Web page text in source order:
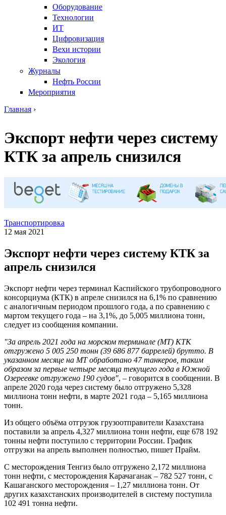
Оборудование
Технологии
ИТ
Цифровизация
Вехи истории
Экология
Журналы
Нефть России
Мероприятия
Главная ›
Экспорт нефти через систему
КТК за апрель снизился
Транспортировка
12 мая 2021
Экспорт нефти через систему КТК за
апрель снизился
Экспорт нефти через терминал Каспийского трубопроводного
консорциума (КТК) в апреле снизился на 6,1% по сравнению
с аналогичным периодом прошлого года, а по сравнению с
мартом текущего года – на 3,1%, до 5,005 миллиона тонн,
следует из сообщения компании.
"За апрель 2021 года на морском терминале (МТ) КТК
отгружено 5 005 250 тонн (39 686 877 баррелей) брутто. В
указанном месяце на МТ обработано 47 танкеров, таким
образом за первые четыре месяца текущего года в Южной
Озереевке отгружено 190 судов", – говорится в сообщении. В
апреле 2020 года через систему было отгружено 5,328
миллиона тонн нефти, в марте 2021 года – 5,165 миллиона
тонн.
Из общего объёма отгрузок грузоотправители Казахстана
поставили за апрель 4,327 миллиона тонн нефти, еще 678 192
тонны нефти поступило с территории России. График
отгрузки на апрель выполнен полностью, пишет Прайм.
С месторождения Тенгиз было отгружено 2,172 миллиона
тонн нефти, с месторождения Карачаганак – 782 527 тонн, с
Кашаганского месторождения – 1,27 миллиона тонн. От
других казахстанских производителей в систему поступила
102 491 тонна нефти.